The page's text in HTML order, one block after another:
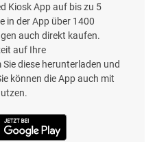
Kiosk App auf bis zu 5
in der App über 1400
auch direkt kaufen.
auf Ihre
diese herunterladen und
können die App auch mit